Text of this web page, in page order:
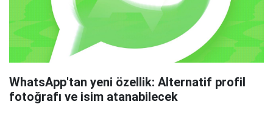
WhatsApp'tan yeni özellik: Alternatif profil
fotoğrafı ve isim atanabilecek